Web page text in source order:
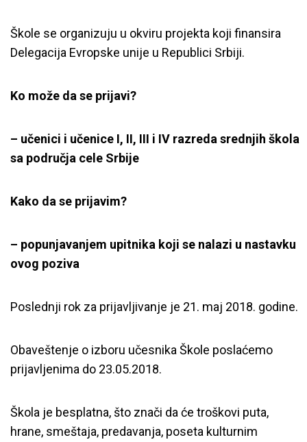
Škole se organizuju u okviru projekta koji finansira
Delegacija Evropske unije u Republici Srbiji.
Ko može da se prijavi?
– učenici i učenice I, II, III i IV razreda srednjih škola
sa područja cele Srbije
Kako da se prijavim?
– popunjavanjem upitnika koji se nalazi u nastavku
ovog poziva
Poslednji rok za prijavljivanje je 21. maj 2018. godine.
Obaveštenje o izboru učesnika Škole poslaćemo
prijavljenima do 23.05.2018.
Škola je besplatna, što znači da će troškovi puta,
hrane, smeštaja, predavanja, poseta kulturnim